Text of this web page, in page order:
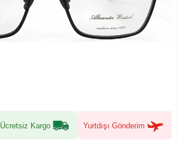
Ücretsiz Kargo Yurtdışı Gönderim